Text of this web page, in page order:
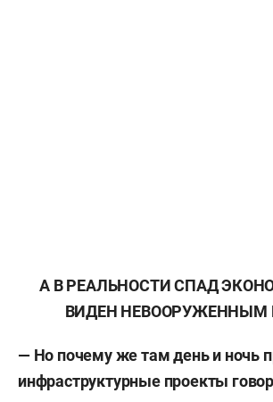
А В РЕАЛЬНОСТИ СПАД
ВИДЕН НЕВООРУЖЕННЫМ
— Но почему же там день и ночь
инфраструктурные проекты